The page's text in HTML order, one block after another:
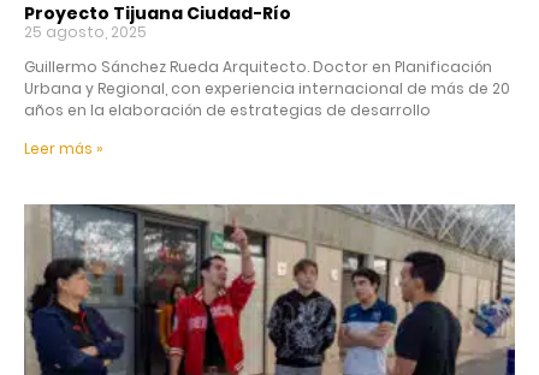
Proyecto Tijuana Ciudad-Río
25 agosto, 2025
Guillermo Sánchez Rueda Arquitecto. Doctor en Planificación
Urbana y Regional, con experiencia internacional de más de 20
años en la elaboración de estrategias de desarrollo
Leer más »